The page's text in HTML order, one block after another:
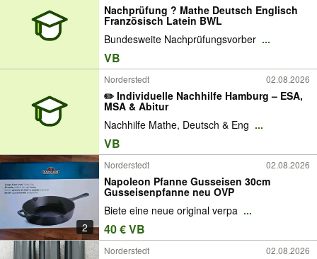
Nachprüfung ? Mathe Deutsch Englisch
Französisch Latein BWL
Bundesweite Nachprüfungsvorber ...
VB
Norderstedt 02.08.2026
✏️ Individuelle Nachhilfe Hamburg – ESA,
MSA & Abitur
Nachhilfe Mathe, Deutsch & Eng ...
VB
2
Norderstedt 02.08.2026
Napoleon Pfanne Gusseisen 30cm
Gusseisenpfanne neu OVP
Biete eine neue original verpa ...
40 € VB
Norderstedt 02.08.2026